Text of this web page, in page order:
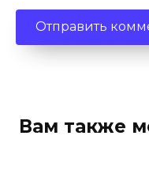
Вам также